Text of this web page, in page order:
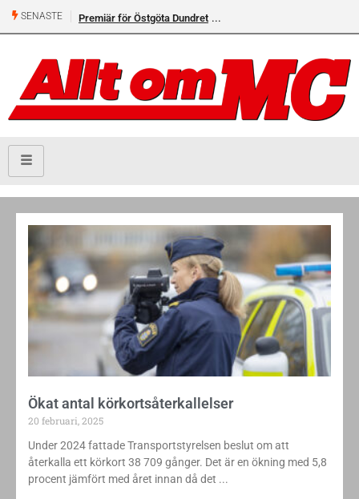
SENASTE Premiär för Östgöta Dundret
Ökat antal körkortsåterkallelser
20 februari, 2025
Under 2024 fattade Transportstyrelsen beslut om att
återkalla ett körkort 38 709 gånger. Det är en ökning med 5,8
procent jämfört med året innan då det